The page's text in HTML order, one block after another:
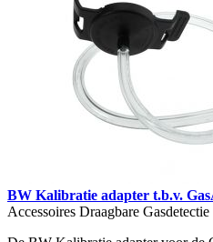
BW Kalibratie adapter t.b.v.
Accessoires Draagbare Gasdetectie